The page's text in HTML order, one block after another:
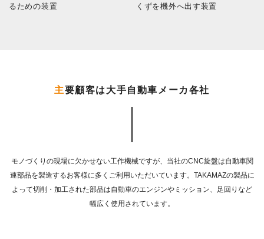
るための装置
くずを機外へ出す装置
主要顧客は大手自動車メーカ各社
モノづくりの現場に欠かせない工作機械ですが、
当社のCNC旋盤は自動車関
連部品を製造するお客様に多くご利用いただいています。 TAKAMAZの製品に
よって切削・加工された部品は自動車のエンジンやミッション、 足回りなど
幅広く使用されています。